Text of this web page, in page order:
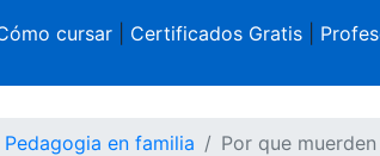
cursar| Certificados Gratis|
Pedagogia en familia Por que